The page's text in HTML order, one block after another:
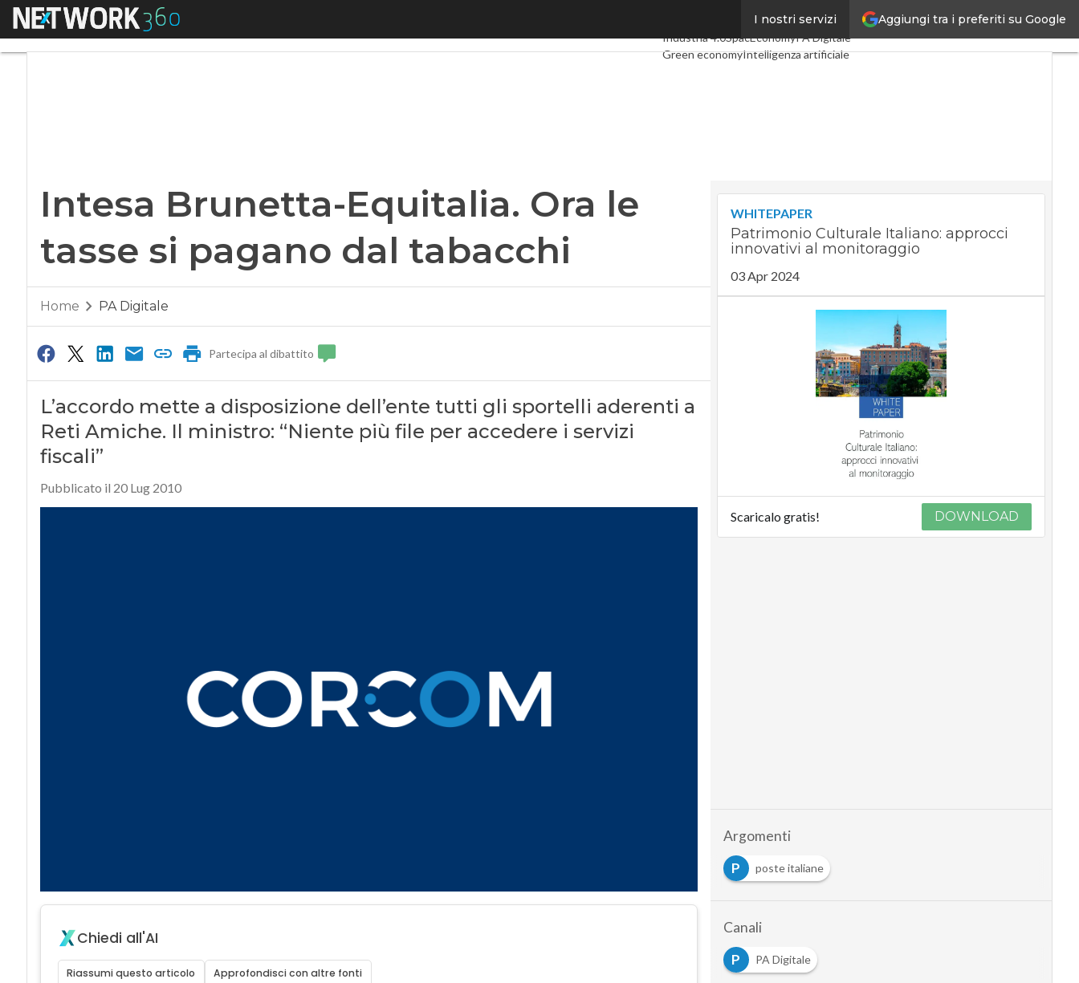
Aggiungi tra i preferiti su Google
I nostri servizi
Menu Digital EconomyTelco
Industria 4.0SpacEconomyPA Digitale
Green economyIntelligenza artificiale
Intesa Brunetta-Equitalia. Ora le
tasse si pagano dal tabacchi
Home PA Digitale
Partecipa al dibattito
L’accordo mette a disposizione dell’ente tutti gli sportelli aderenti a
Reti Amiche. Il ministro: “Niente più file per accedere i servizi
fiscali”
Pubblicato il 20 Lug 2010
Chiedi all'AI
Riassumi questo articolo Approfondisci con altre fonti
WHITEPAPER
Patrimonio Culturale Italiano: approcci
innovativi al monitoraggio
03 Apr 2024
Scaricalo gratis! DOWNLOAD
Argomenti
P
poste italiane
Canali
P
PA Digitale